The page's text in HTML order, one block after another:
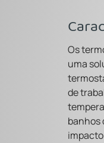
Os
uma
de
banhos